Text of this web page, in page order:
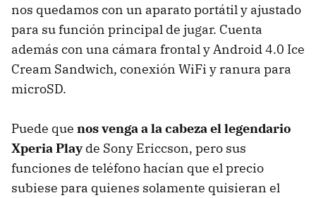
nos quedamos con un aparato portátil y ajustado
para su función principal de jugar. Cuenta
además con una cámara frontal y Android 4.0 Ice
Cream Sandwich, conexión WiFi y ranura para
microSD.
Puede que nos venga a la cabeza el legendario
Xperia Playde Sony Ericcson, pero sus
funciones de teléfono hacían que el precio
subiese para quienes solamente quisieran el